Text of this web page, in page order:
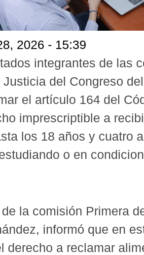
2026 - 15:39
integrantes de las
del Congreso
el artículo 164 del
imprescriptible a
los 18 años y cuatro
o en
la comisión Primera
informó que en
derecho a reclamar